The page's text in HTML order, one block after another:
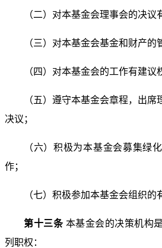
（二）对本基金会理事会的决议
（三）对本基金会基金和财产的
（四）对本基金会的工作有建议
（五）遵守本基金会章程，出
决议；
（六）积极为本基金会募集绿
作；
（七）积极参加本基金会组织的
第十三条本基金会的决策机构
列职权：